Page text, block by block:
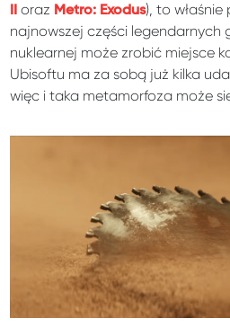
II oraz Metro: Exodus), to
najnowszej części legendarnych
nuklearnej może zrobić miejsce
Ubisoftu ma za sobą już kilka
więc i taka metamorfoza może